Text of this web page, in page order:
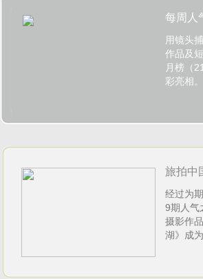
每周人
划
用镜头
作品及
月榜（
彩亮相。
旅拍中
0926)
经过为
9期人气
摄影作
湖》成